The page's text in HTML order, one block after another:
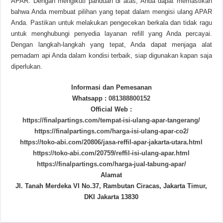
bahwa Anda membuat pilihan yang tepat dalam mengisi ulang APAR
Anda. Pastikan untuk melakukan pengecekan berkala dan tidak ragu
untuk menghubungi penyedia layanan refill yang Anda percayai.
Dengan langkah-langkah yang tepat, Anda dapat menjaga alat
pemadam api Anda dalam kondisi terbaik, siap digunakan kapan saja
diperlukan.
Informasi dan Pemesanan
Whatsapp :081388800152
Official Web :
https://finalpartings.com/tempat-isi-ulang-apar-tangerang/
https://finalpartings.com/harga-isi-ulang-apar-co2/
https://toko-abi.com/20806/jasa-reffil-apar-jakarta-utara.html
https://toko-abi.com/20759/reffil-isi-ulang-apar.html
https://finalpartings.com/harga-jual-tabung-apar/
Alamat
Jl. Tanah Merdeka VI No.37, Rambutan Ciracas, Jakarta Timur,
DKI Jakarta 13830